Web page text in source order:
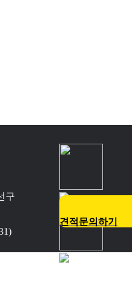
구
견적문의하기